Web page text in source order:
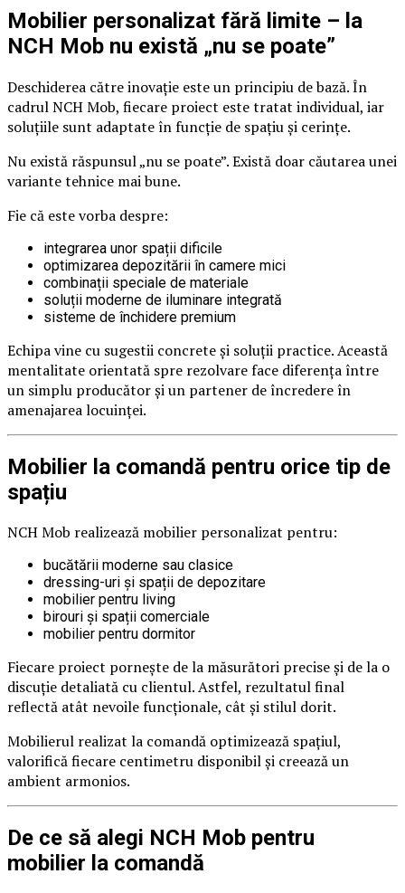
Mobilier personalizat fără limite – la
NCH Mob nu există „nu se poate”
Deschiderea către inovație este un principiu de bază. În
cadrul NCH Mob, fiecare proiect este tratat individual, iar
soluțiile sunt adaptate în funcție de spațiu și cerințe.
Nu există răspunsul „nu se poate”. Există doar căutarea unei
variante tehnice mai bune.
Fie că este vorba despre:
integrarea unor spații dificile
optimizarea depozitării în camere mici
combinații speciale de materiale
soluții moderne de iluminare integrată
sisteme de închidere premium
Echipa vine cu sugestii concrete și soluții practice. Această
mentalitate orientată spre rezolvare face diferența între
un simplu producător și un partener de încredere în
amenajarea locuinței.
Mobilier la comandă pentru orice tip de
spațiu
NCH Mob realizează mobilier personalizat pentru:
bucătării moderne sau clasice
dressing-uri și spații de depozitare
mobilier pentru living
birouri și spații comerciale
mobilier pentru dormitor
Fiecare proiect pornește de la măsurători precise și de la o
discuție detaliată cu clientul. Astfel, rezultatul final
reflectă atât nevoile funcționale, cât și stilul dorit.
Mobilierul realizat la comandă optimizează spațiul,
valorifică fiecare centimetru disponibil și creează un
ambient armonios.
De ce să alegi NCH Mob pentru
mobilier la comandă